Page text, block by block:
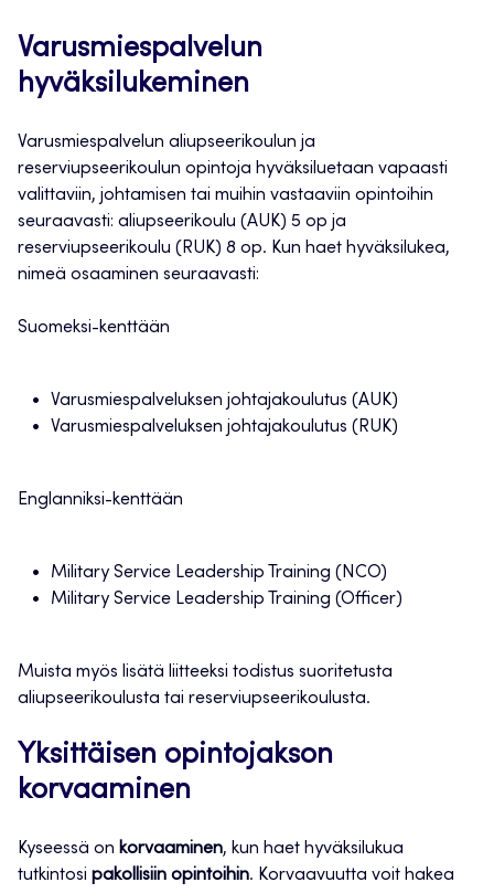
Varusmiespalvelun
hyväksilukeminen
Varusmiespalvelun aliupseerikoulun ja
reserviupseerikoulun opintoja hyväksiluetaan vapaasti
valittaviin, johtamisen tai muihin vastaaviin opintoihin
seuraavasti: aliupseerikoulu (AUK) 5 op ja
reserviupseerikoulu (RUK) 8 op. Kun haet hyväksilukea,
nimeä osaaminen seuraavasti:
Suomeksi-kenttään
Varusmiespalveluksen johtajakoulutus (AUK)
Varusmiespalveluksen johtajakoulutus (RUK)
Englanniksi-kenttään
Military Service Leadership Training (NCO)
Military Service Leadership Training (Officer)
Muista myös lisätä liitteeksi todistus suoritetusta
aliupseerikoulusta tai reserviupseerikoulusta.
Yksittäisen opintojakson
korvaaminen
Kyseessä on korvaaminen, kun haet hyväksilukua
tutkintosi pakollisiin opintoihin. Korvaavuutta voit hakea